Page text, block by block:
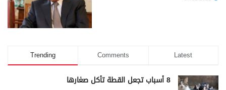
Trending Comments Latest
8 أسباب تجعل القطة تأكل صغارها